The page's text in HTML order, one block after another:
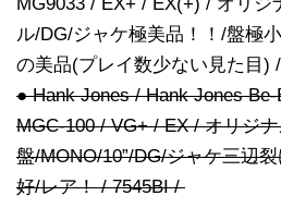
ル/DG/ジャケ極美品！！/盤極
の美品(プレイ数少ない見た目)
● Hank Jones / Hank Jones
MGC-100 / VG+ / EX / オリジ
盤/MONO/10”/DG/ジャケ三辺
好/レア！ / 7545BI /